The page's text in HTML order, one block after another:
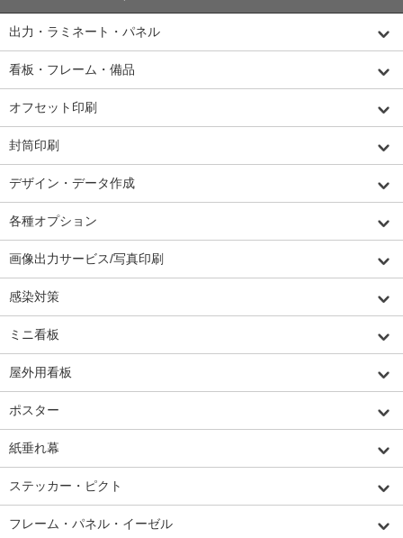
出力・ラミネート・パネル
看板・フレーム・備品
オフセット印刷
封筒印刷
デザイン・データ作成
各種オプション
画像出力サービス/写真印刷
感染対策
ミニ看板
屋外用看板
ポスター
紙垂れ幕
ステッカー・ピクト
フレーム・パネル・イーゼル